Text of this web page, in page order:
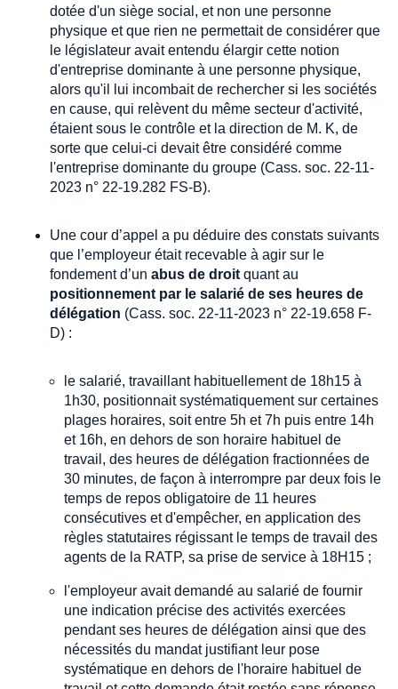
dotée d'un siège social, et non une personne
physique et que rien ne permettait de considérer que
le législateur avait entendu élargir cette notion
d'entreprise dominante à une personne physique,
alors qu'il lui incombait de rechercher si les sociétés
en cause, qui relèvent du même secteur d'activité,
étaient sous le contrôle et la direction de M. K, de
sorte que celui-ci devait être considéré comme
l'entreprise dominante du groupe (Cass. soc. 22-11-
2023 n° 22-19.282 FS-B).
Une cour d’appel a pu déduire des constats suivants
que l’employeur était recevable à agir sur le
fondement d’un abus de droit quant au
positionnement par le salarié de ses heures de
délégation (Cass. soc. 22-11-2023 n° 22-19.658 F-
D) :
le salarié, travaillant habituellement de 18h15 à
1h30, positionnait systématiquement sur certaines
plages horaires, soit entre 5h et 7h puis entre 14h
et 16h, en dehors de son horaire habituel de
travail, des heures de délégation fractionnées de
30 minutes, de façon à interrompre par deux fois le
temps de repos obligatoire de 11 heures
consécutives et d'empêcher, en application des
règles statutaires régissant le temps de travail des
agents de la RATP, sa prise de service à 18H15 ;
l'employeur avait demandé au salarié de fournir
une indication précise des activités exercées
pendant ses heures de délégation ainsi que des
nécessités du mandat justifiant leur pose
systématique en dehors de l'horaire habituel de